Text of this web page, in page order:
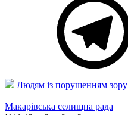
Людям із порушенням зору
Макарівська селищна рада